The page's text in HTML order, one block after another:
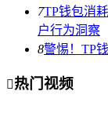
7TP钱包消
户行为洞察
8警惕！TP
热门视频